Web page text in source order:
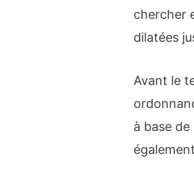
chercher
dilatées
Avant le
à base